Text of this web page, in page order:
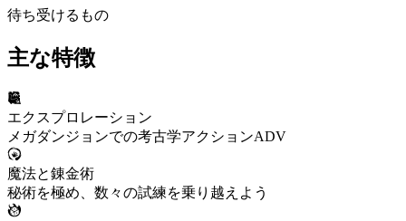
待ち受けるもの
主な特徴
エクスプロレーション
メガダンジョンでの考古学アクションADV
魔法と錬金術
秘術を極め、数々の試練を乗り越えよう